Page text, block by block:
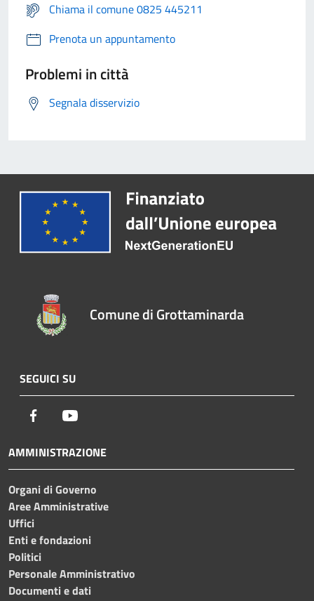
Chiama il comune 0825 445211
Prenota un appuntamento
Problemi in città
Segnala disservizio
Comune di Grottaminarda
SEGUICI SU
Facebook
AMMINISTRAZIONE
Organi di Governo
Aree Amministrative
Uffici
Enti e fondazioni
Politici
Personale Amministrativo
Documenti e dati